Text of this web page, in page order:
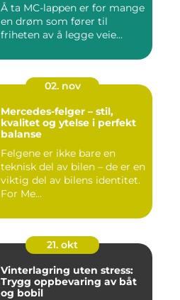
Å ta MC-lappen er for mange
en drøm som fører til
friheten av å legge veie...
02. nov
Mercedes-felger – stil,
kvalitet og ytelse i perfekt
balanse
Felgene er ikke bare en
teknisk del av bilen – de er en
viktig del av bilens identitet.
For Me...
21. okt
Vinterlagring uten stress:
Trygg oppbevaring av båt
og bobil